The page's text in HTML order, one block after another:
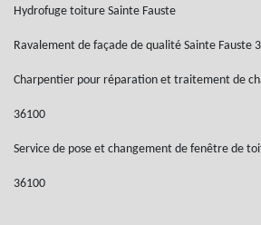
Hydrofuge toiture Sainte Fauste
Ravalement de façade de qualité Sainte Fauste
Charpentier pour réparation et traitement de
36100
Service de pose et changement de fenêtre de
36100